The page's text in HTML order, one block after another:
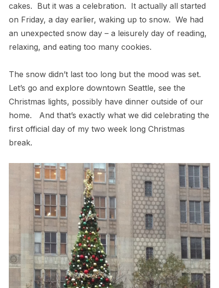
cakes. But it was a celebration. It actually all started
on Friday, a day earlier, waking up to snow. We had
an unexpected snow day – a leisurely day of reading,
relaxing, and eating too many cookies.
The snow didn’t last too long but the mood was set.
Let’s go and explore downtown Seattle, see the
Christmas lights, possibly have dinner outside of our
home. And that’s exactly what we did celebrating the
first official day of my two week long Christmas
break.